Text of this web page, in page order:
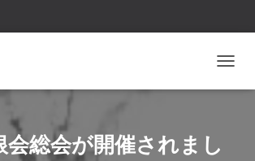
ビ
会総会が開催されまし